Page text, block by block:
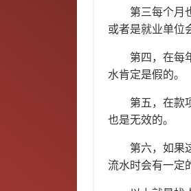
第三每个月也
或者是就业单位
第四，在每年
水肯定是假的。
第五，在款项
也是无效的。
第六，如果这
流水时会有一定